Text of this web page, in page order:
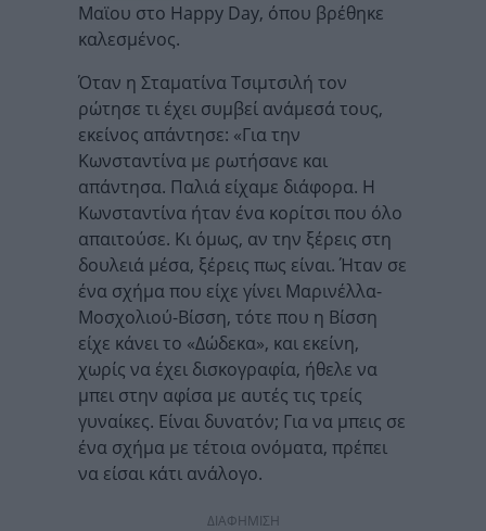
Μαϊου στο Happy Day, όπου βρέθηκε
καλεσμένος.
Όταν η Σταματίνα Τσιμτσιλή τον
ρώτησε τι έχει συμβεί ανάμεσά τους,
εκείνος απάντησε: «Για την
Κωνσταντίνα με ρωτήσανε και
απάντησα. Παλιά είχαμε διάφορα. Η
Κωνσταντίνα ήταν ένα κορίτσι που όλο
απαιτούσε. Κι όμως, αν την ξέρεις στη
δουλειά μέσα, ξέρεις πως είναι. Ήταν σε
ένα σχήμα που είχε γίνει Μαρινέλλα-
Μοσχολιού-Βίσση, τότε που η Βίσση
είχε κάνει το «Δώδεκα», και εκείνη,
χωρίς να έχει δισκογραφία, ήθελε να
μπει στην αφίσα με αυτές τις τρείς
γυναίκες. Είναι δυνατόν; Για να μπεις σε
ένα σχήμα με τέτοια ονόματα, πρέπει
να είσαι κάτι ανάλογο.
ΔΙΑΦΗΜΙΣΗ